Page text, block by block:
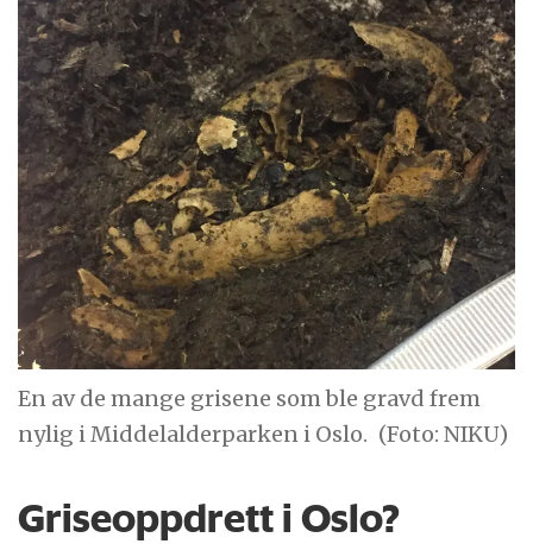
En av de mange grisene som ble gravd frem
nylig i Middelalderparken i Oslo. (Foto: NIKU)
Griseoppdrett i Oslo?